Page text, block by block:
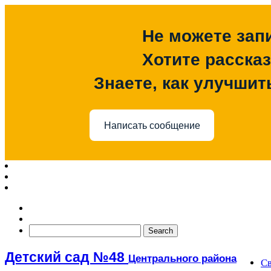
Не можете
Хотите
Знаете, как
Написать сообщение
Детский сад №48 Центрального района